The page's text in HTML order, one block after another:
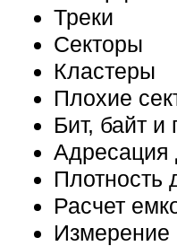
Треки
Секторы
Кластеры
Плохие
Бит, байт и
Адресация
Плотность
Расчет
Измерение